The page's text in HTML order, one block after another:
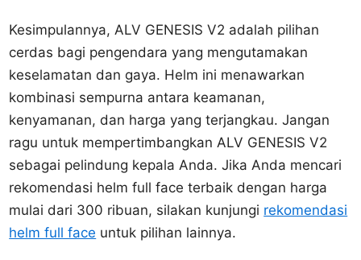
Kesimpulannya, ALV GENESIS V2 adalah pilihan
cerdas bagi pengendara yang mengutamakan
keselamatan dan gaya. Helm ini menawarkan
kombinasi sempurna antara keamanan,
kenyamanan, dan harga yang terjangkau. Jangan
ragu untuk mempertimbangkan ALV GENESIS V2
sebagai pelindung kepala Anda. Jika Anda mencari
rekomendasi helm full face terbaik dengan harga
mulai dari 300 ribuan, silakan kunjungi rekomendasi
helm full face untuk pilihan lainnya.